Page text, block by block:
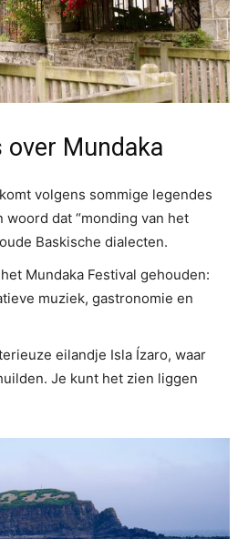
over Mundaka
volgens sommige legendes
woord dat “monding van het
Baskische dialecten.
Mundaka Festival gehouden:
muziek, gastronomie en
eilandje Isla Ízaro, waar
Je kunt het zien liggen